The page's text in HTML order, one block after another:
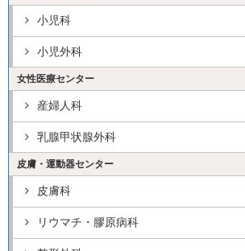
小児科
小児外科
女性医療センター
産婦人科
乳腺甲状腺外科
皮膚・運動器センター
皮膚科
リウマチ・膠原病科